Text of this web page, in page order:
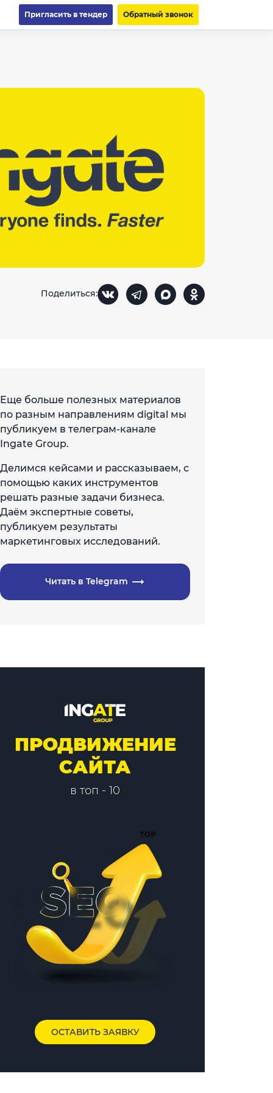
Пригласить в тендер Обратный звонок
Поделиться:
Еще больше полезных материалов
по разным направлениям digital мы
публикуем в телеграм-канале
Ingate Group.
Делимся кейсами и рассказываем, с
помощью каких инструментов
решать разные задачи бизнеса.
Даём экспертные советы,
публикуем результаты
маркетинговых исследований.
Читать в Telegram
ПРОДВИЖЕНИЕ
САЙТА
в топ - 10
ОСТАВИТЬ ЗАЯВКУ